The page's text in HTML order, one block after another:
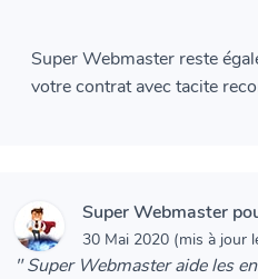
Super Webmaster reste
votre contrat avec tacite
Super Webmaster
30 Mai 2020 (mis à jour
" Super Webmaster aide les